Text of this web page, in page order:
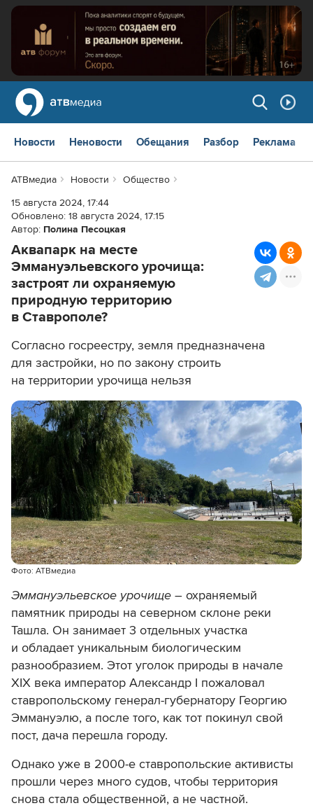
Новости Неновости Обещания Разбор Реклама
АТВмедиа Новости
Общество
15 августа 2024, 17:44
Обновлено: 18 августа 2024, 17:15
Автор: Полина Песоцкая
Аквапарк на месте
Эммануэльевского урочища:
застроят ли охраняемую
природную территорию
в Ставрополе?
Согласно госреестру, земля предназначена
для застройки, но по закону строить
на территории урочища нельзя
Фото: АТВмедиа
Эммануэльевское урочище – охраняемый
памятник природы на северном склоне реки
Ташла. Он занимает 3 отдельных участка
и обладает уникальным биологическим
разнообразием. Этот уголок природы в начале
XIX века император Александр I пожаловал
ставропольскому генерал-губернатору Георгию
Эммануэлю, а после того, как тот покинул свой
пост, дача перешла городу.
Однако уже в 2000-е ставропольские активисты
прошли через много судов, чтобы территория
снова стала общественной, а не частной.